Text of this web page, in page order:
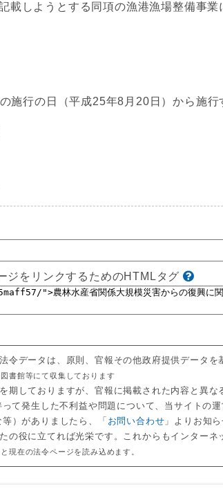
載しようとする同項の漁港漁場整備事
施行の日（平成25年8月20日）から施行
ジをリンクするためのHTMLタグ
令データは、原則、官報その他政府提供データを
書館等にて収集しております
期しておりますが、官報に掲載された内容と異な
て発生した不利益や問題について、当サイトの運
）がありましたら、「 お問い合わせ 」よりお知
の役に立てれば光栄です。これからもインターネ
現在の法令ページを読み込めます。